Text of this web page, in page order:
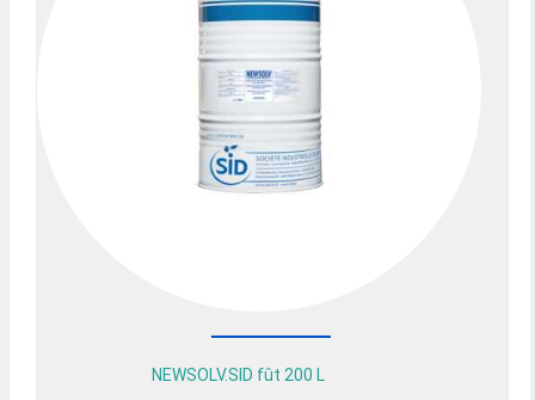
NEWSOLV.SID fût 200 L